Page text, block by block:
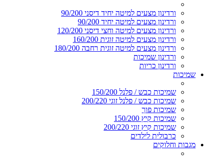
ורדינון מצעים למיטה יחיד דיסני 90/200
ורדינון מצעים למיטה יחיד 90/200
ורדינון מצעים למיטה וחצי דיסני 120/200
ורדינון מצעים למיטה זוגית 160/200
ורדינון מצעים למיטה זוגית רחבה 180/200
ורדינון שמיכות
ורדינון כריות
שמיכות
שמיכות כבש / פלנל 150/200
שמיכות כבש / פלנל זוגי 200/220
שמיכות פוך
שמיכות קיץ 150/200
שמיכות קיץ זוגי 200/220
כרבולית לילדים
מגבות וחלוקים